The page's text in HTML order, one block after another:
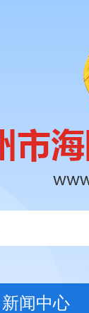
新闻中心